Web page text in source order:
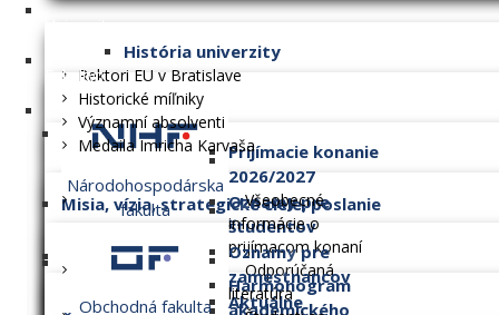
História univerzity
Rektori EU v Bratislave
Historické míľniky
Významní absolventi
Medaila Imricha Karvaša
Misia, vízia, strategické ciele, poslanie
Dlhodobý zámer
Fakulty
Národohospodárska
fakulta
Obchodná fakulta
Prijímacie konanie
2026/2027
Všeobecné
informácie o
prijímacom konaní
Odporúčaná
literatúra
Oznamy pre
študentov
Harmonogram
akademického
Oznamy pre
zamestnancov
Aktuálne